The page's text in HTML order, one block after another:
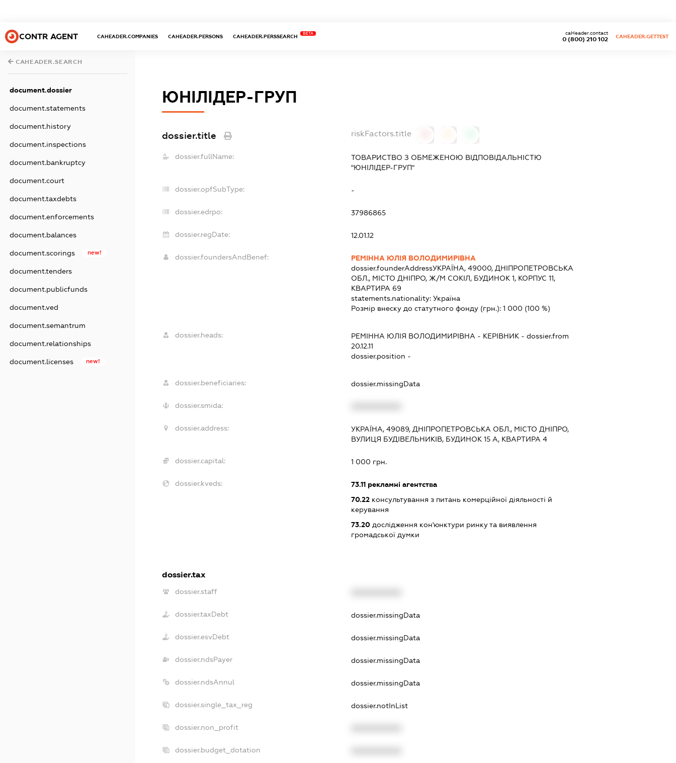
CONTR AGENT CAHEADER.COMPANIES CAHEADER.PERSONS CAHEADER.PERSSEARCH
BETA
0 (800) 210 102
caHeader.contact
CAHEADER.GETTEST
CAHEADER.SEARCH
document.dossier
document.statements
document.history
document.inspections
document.bankruptcy
document.court
document.taxdebts
document.enforcements
document.balances
document.scorings new!
document.tenders
document.publicfunds
document.ved
document.semantrum
document.relationships
document.licenses new!
ЮНІЛІДЕР-ГРУП
dossier.title riskFactors.title
dossier.fullName:
ТОВАРИСТВО З ОБМЕЖЕНОЮ ВІДПОВІДАЛЬНІСТЮ
"ЮНІЛІДЕР-ГРУП"
dossier.opfSubType: -
dossier.edrpo: 37986865
dossier.regDate: 12.01.12
dossier.foundersAndBenef:
РЕМІННА ЮЛІЯ ВОЛОДИМИРІВНА
dossier.founderAddressУКРАЇНА, 49000, ДНІПРОПЕТРОВСЬКА
ОБЛ., МІСТО ДНІПРО, Ж/М СОКІЛ, БУДИНОК 1, КОРПУС 11,
КВАРТИРА 69
statements.nationality: Україна
Розмір внеску до статутного фонду (грн.): 1 000 (100 %)
dossier.heads: РЕМІННА ЮЛІЯ ВОЛОДИМИРІВНА - КЕРІВНИК - dossier.from
20.12.11
dossier.position -
dossier.beneficiaries: dossier.missingData
dossier.smida:
dossier.address:
УКРАЇНА, 49089, ДНІПРОПЕТРОВСЬКА ОБЛ., МІСТО ДНІПРО,
ВУЛИЦЯ БУДІВЕЛЬНИКІВ, БУДИНОК 15 А, КВАРТИРА 4
dossier.capital: 1 000 грн.
dossier.kveds: 73.11рекламні агентства
70.22консультування з питань комерційної діяльності й
керування
73.20дослідження кон'юнктури ринку та виявлення
громадської думки
dossier.tax
dossier.staff
dossier.taxDebt dossier.missingData
dossier.esvDebt dossier.missingData
dossier.ndsPayer dossier.missingData
dossier.ndsAnnul dossier.missingData
dossier.single_tax_reg dossier.notInList
dossier.non_profit
dossier.budget_dotation